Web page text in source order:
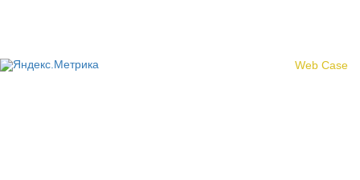
Web Case